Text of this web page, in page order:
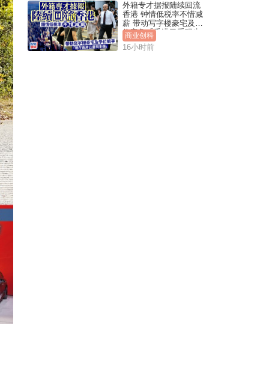
外籍专才据报陆续回流
香港 钟情低税率不惜减
薪 带动写字楼豪宅及学
位竞争「香港已重现生
机」
商业创科
16小时前